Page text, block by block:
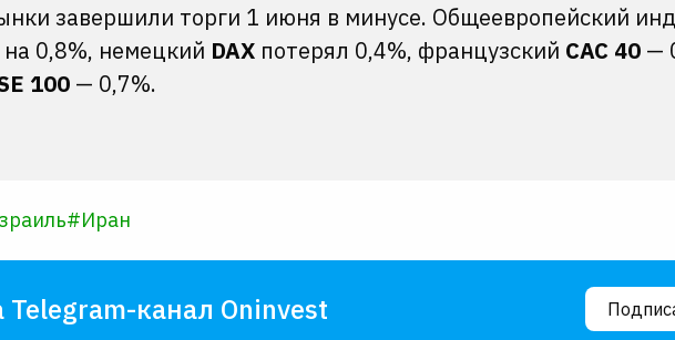
завершили торги 1 июня в минусе. Общеевропейский
0,8%, немецкий DAX потерял 0,4%, французский CAC 40 —
100 — 0,7%.
#Иран
канал Oninvest